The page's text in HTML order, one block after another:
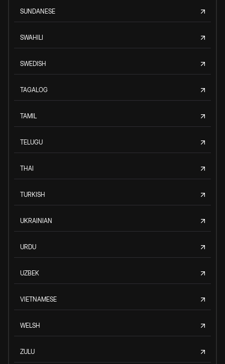
SUNDANESE
SWAHILI
SWEDISH
TAGALOG
TAMIL
TELUGU
THAI
TURKISH
UKRAINIAN
URDU
UZBEK
VIETNAMESE
WELSH
ZULU